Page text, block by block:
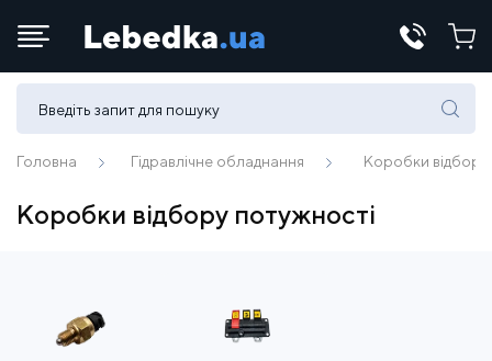
Телефони:
(067) 430 82-15
Головна Гідравлічне обладнання Коробки
Коробки відбору потужності